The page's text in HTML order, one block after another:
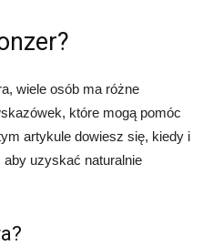
wiele osób ma różne
które mogą pomóc
artykule dowiesz się, kiedy i
aby uzyskać naturalnie